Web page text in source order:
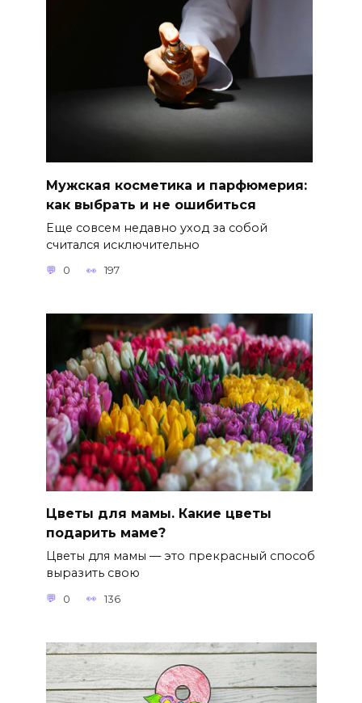
Мужская косметика и парфюмерия:
как выбрать и не ошибиться
Еще совсем недавно уход за собой
считался исключительно
0 197
Цветы для мамы. Какие цветы
подарить маме?
Цветы для мамы — это прекрасный способ
выразить свою
0 136